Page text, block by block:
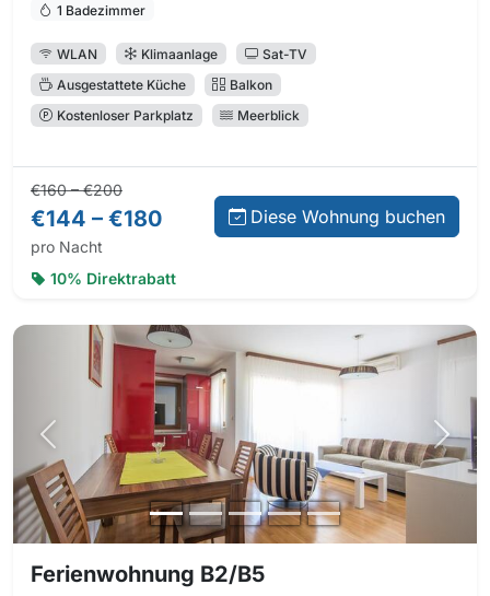
1 Badezimmer
WLAN Klimaanlage
Sat-TV
Ausgestattete Küche
Balkon
Kostenloser Parkplatz
Meerblick
Normalpreis:
€160 – €200Preis bei Direktbuchung:
€144 – €180
pro Nacht
Diese Wohnung buchen
10% Direktrabatt
Vorheriges Foto
Ferienwohnung B2/B5